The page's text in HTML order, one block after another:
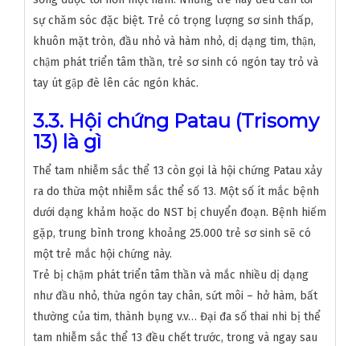
sự chăm sóc đặc biệt. Trẻ có trọng lượng sơ sinh thấp,
khuôn mặt tròn, đầu nhỏ và hàm nhỏ, dị dạng tim, thận,
chậm phát triển tâm thần, trẻ sơ sinh có ngón tay trỏ và
tay út gập đè lên các ngón khác.
3.3. Hội chứng Patau (Trisomy
13) là gì
Thể tam nhiễm sắc thể 13 còn gọi là hội chứng Patau xảy
ra do thừa một nhiễm sắc thể số 13. Một số ít mắc bệnh
dưới dạng khảm hoặc do NST bị chuyển đoạn. Bệnh hiếm
gặp, trung bình trong khoảng 25.000 trẻ sơ sinh sẽ có
một trẻ mắc hội chứng này.
Trẻ bị chậm phát triển tâm thần và mắc nhiều dị dạng
như đầu nhỏ, thừa ngón tay chân, sứt môi – hở hàm, bất
thường của tim, thành bụng v.v… Đại đa số thai nhi bị thể
tam nhiễm sắc thể 13 đều chết trước, trong và ngay sau